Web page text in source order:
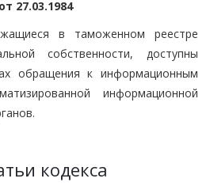
от 27.03.1984
в таможенном реестре
собственности, доступны
обращения к информационным
информационной
кодекса